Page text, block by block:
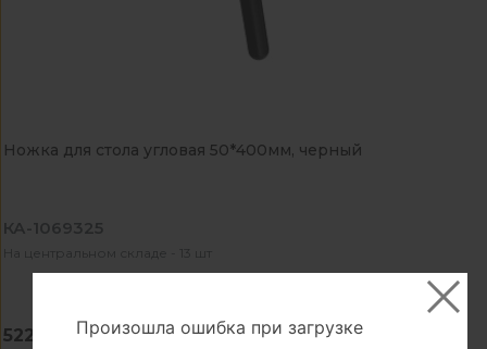
Ножка для стола угловая 50*400мм, черный
КА-1069325
На центральном складе - 13 шт
522.60 ₽Произошла ошибка при загрузке